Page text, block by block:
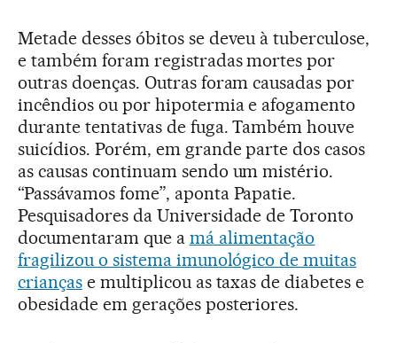
Metade desses óbitos se deveu à tuberculose,
e também foram registradas mortes por
outras doenças. Outras foram causadas por
incêndios ou por hipotermia e afogamento
durante tentativas de fuga. Também houve
suicídios. Porém, em grande parte dos casos
as causas continuam sendo um mistério.
“Passávamos fome”, aponta Papatie.
Pesquisadores da Universidade de Toronto
documentaram que a má alimentação
fragilizou o sistema imunológico de muitas
criançase multiplicou as taxas de diabetes e
obesidade em gerações posteriores.